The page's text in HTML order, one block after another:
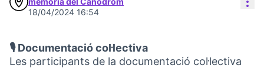
18/04/2024 16:54
🎙️ Documentació col·lectiva
Les participants de la documentació col·lectiva